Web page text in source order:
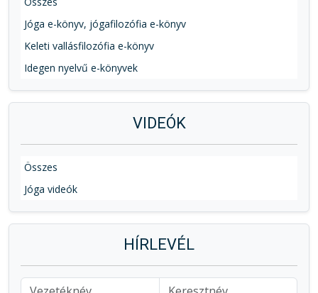
Jóga e-könyv, jógafilozófia e-könyv
Keleti vallásfilozófia e-könyv
Idegen nyelvű e-könyvek
VIDEÓK
Összes
Jóga videók
HÍRLEVÉL